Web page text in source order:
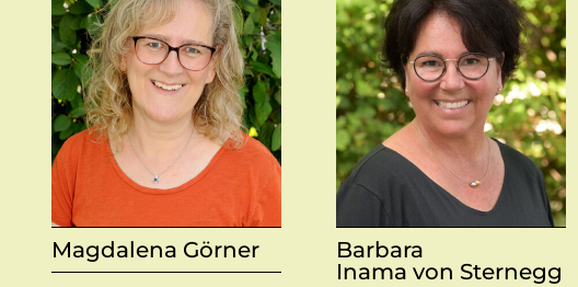
Magdalena Görner
Barbara
Inama von Sternegg